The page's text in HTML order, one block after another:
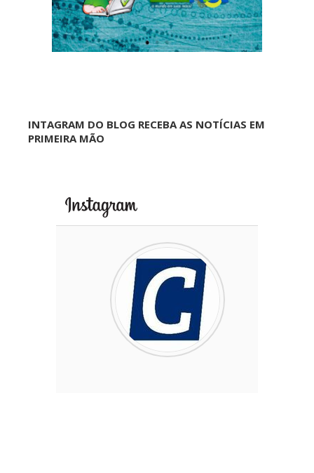
INTAGRAM DO BLOG RECEBA AS NOTÍCIAS EM
PRIMEIRA MÃO